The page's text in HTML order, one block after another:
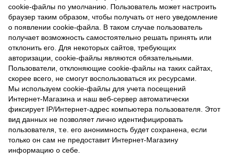
cookie-файлы по умолчанию. Пользователь может настроить
браузер таким образом, чтобы получать от него уведомление
о появлении cookie-файла. В таком случае пользователь
получает возможность самостоятельно решать принять или
отклонить его. Для некоторых сайтов, требующих
авторизации, cookie-файлы являются обязательными.
Пользователи, отклоняющие cookie-файлы на таких сайтах,
скорее всего, не смогут воспользоваться их ресурсами.
Мы используем cookie-файлы для учета посещений
Интернет-Магазина и наш веб-сервер автоматически
фиксирует IP/Интернет-адрес компьютера пользователя. Этот
вид данных не позволяет лично идентифицировать
пользователя, т.е. его анонимность будет сохранена, если
только он сам не предоставит Интернет-Магазину
информацию о себе.